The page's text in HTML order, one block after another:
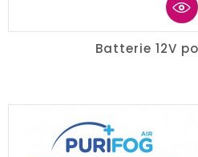
Batterie 12V